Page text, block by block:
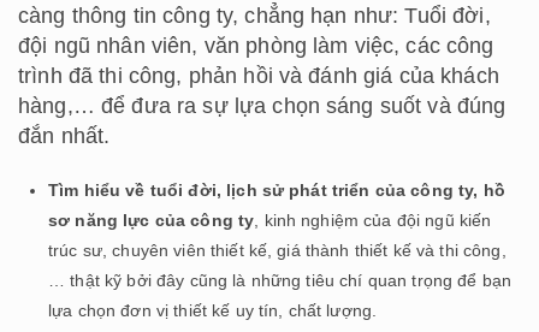
càng thông tin công ty, chẳng hạn như: Tuổi đời,
đội ngũ nhân viên, văn phòng làm việc, các công
trình đã thi công, phản hồi và đánh giá của khách
hàng,… để đưa ra sự lựa chọn sáng suốt và đúng
đắn nhất.
Tìm hiểu về tuổi đời, lịch sử phát triển của công ty, hồ
sơ năng lực của công ty, kinh nghiệm của đội ngũ kiến
trúc sư, chuyên viên thiết kế, giá thành thiết kế và thi công,
… thật kỹ bởi đây cũng là những tiêu chí quan trọng để bạn
lựa chọn đơn vị thiết kế uy tín, chất lượng.